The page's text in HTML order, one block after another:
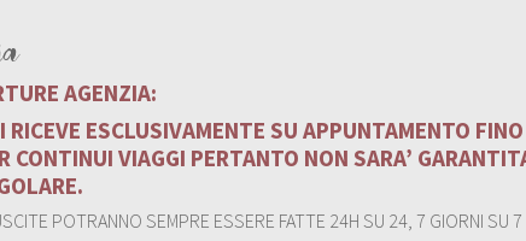
AGENZIA:
RICEVE ESCLUSIVAMENTE SU APPUNTAMENTO
CONTINUI VIAGGI PERTANTO NON SARA’
POTRANNO SEMPRE ESSERE FATTE 24H SU 24, 7 GIORNI SU 7